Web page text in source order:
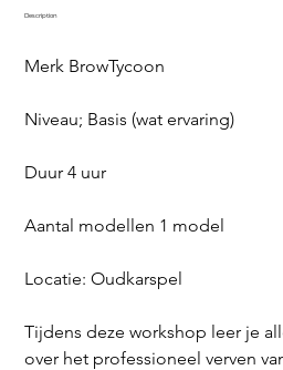
Description
Merk BrowTycoon
Niveau; Basis (wat ervaring)
Duur 4 uur
Aantal modellen 1 model
Locatie: Oudkarspel
Tijdens deze workshop leer je
over het professioneel verven